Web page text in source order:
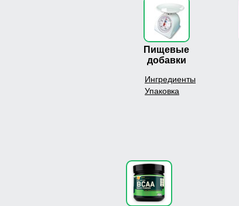
Пищевые
добавки
Ингредиенты
Упаковка